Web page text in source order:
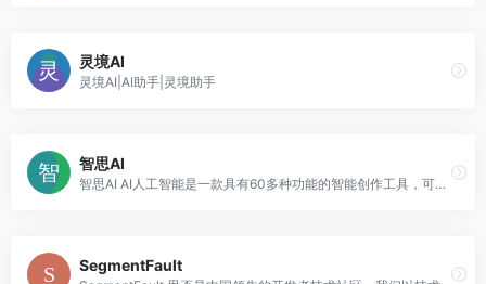
灵境AI
灵境AI|AI助手|灵境助手
智思AI
智思AI AI人工智能是一款具有60多种功能的智能创作工具，可以帮助您快速、有效地完成任务。它可以自动分析您的文本，提供专业的报告，并帮助您更好地理解您的文本。
SegmentFault